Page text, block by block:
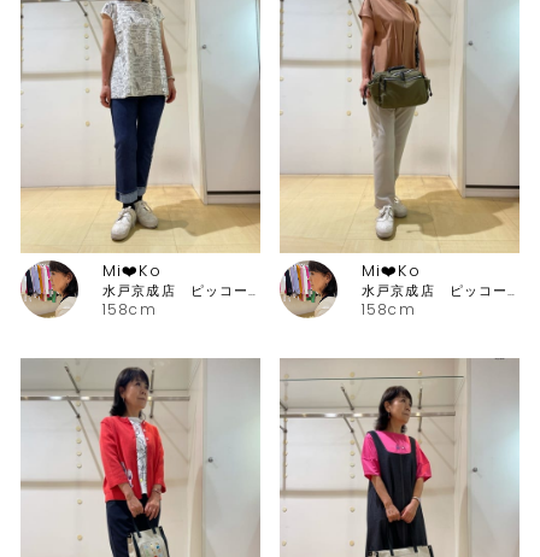
158cm
Mi❤️Ko
水戸京成店 ピッコーネ・ピッコーネクラブ
158cm
Mi❤️Ko
水戸京成店 ピッコーネ・ピッコーネクラブ